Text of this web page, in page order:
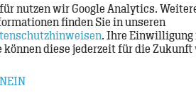
nutzen wir Google Analytics.
finden Sie in unseren
. Ihre
können diese jederzeit für die
NEIN